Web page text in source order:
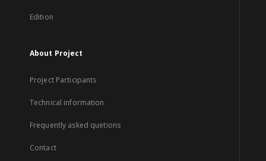
Edition
About Project
Project Participants
Technical information
Frequently asked quetions
Contact